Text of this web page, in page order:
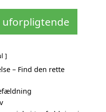
uforpligtende
– Find den rette